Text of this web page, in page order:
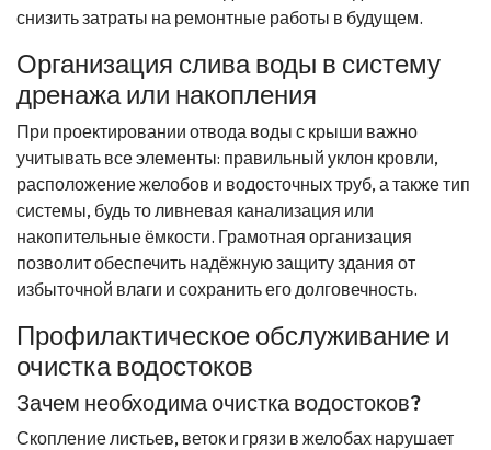
снизить затраты на ремонтные работы в будущем.
Организация слива воды в систему
дренажа или накопления
При проектировании отвода воды с крыши важно
учитывать все элементы: правильный уклон кровли,
расположение желобов и водосточных труб, а также тип
системы, будь то ливневая канализация или
накопительные ёмкости. Грамотная организация
позволит обеспечить надёжную защиту здания от
избыточной влаги и сохранить его долговечность.
Профилактическое обслуживание и
очистка водостоков
Зачем необходима очистка водостоков?
Скопление листьев, веток и грязи в желобах нарушает